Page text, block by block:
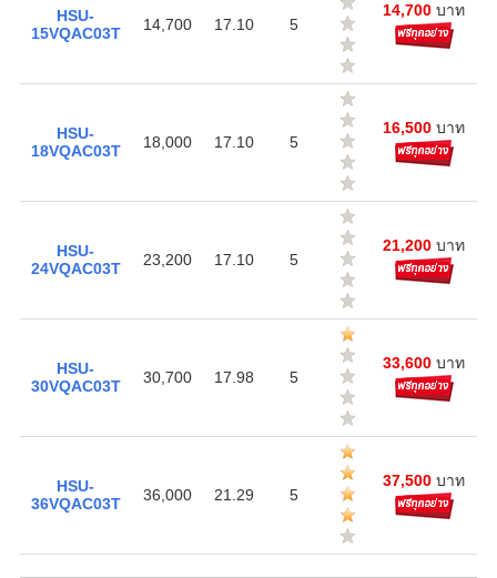
HSU-
15VQAC03T
14,700 17.10 5
14,700 บาท
HSU-
18VQAC03T
18,000 17.10 5
16,500 บาท
HSU-
24VQAC03T
23,200 17.10 5
21,200 บาท
HSU-
30VQAC03T
30,700 17.98 5
33,600 บาท
HSU-
36VQAC03T
36,000 21.29 5
37,500 บาท